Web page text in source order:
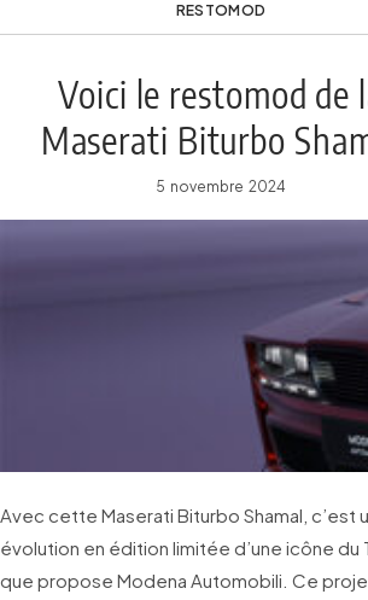
RESTOMOD
Voici le restomod de
Maserati Biturbo
selon Modena
5 novembre 2024
Avec cette Maserati Biturbo Shamal, c’est
évolution en édition limitée d’une icône du
que propose Modena Automobili. Ce